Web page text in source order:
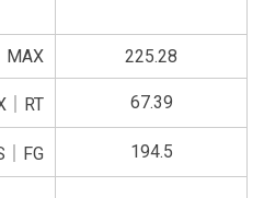
MAX 225.28
｜RT 67.39
｜FG 194.5